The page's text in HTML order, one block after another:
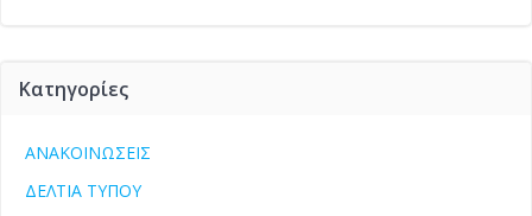
Kατηγορίες
ΑΝΑΚΟΙΝΩΣΕΙΣ
ΔΕΛΤΙΑ ΤΥΠΟΥ